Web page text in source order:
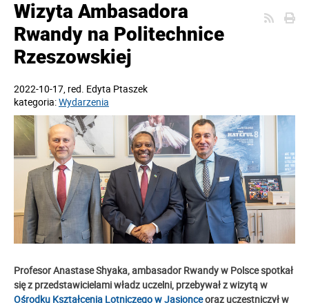
Wizyta Ambasadora
Rwandy na Politechnice
Rzeszowskiej
2022-10-17, red. Edyta Ptaszek
kategoria:Wydarzenia
Profesor Anastase Shyaka, ambasador Rwandy w Polsce spotkał
się z przedstawicielami władz uczelni, przebywał z wizytą w
Ośrodku Kształcenia Lotniczego w Jasionceoraz uczestniczył w